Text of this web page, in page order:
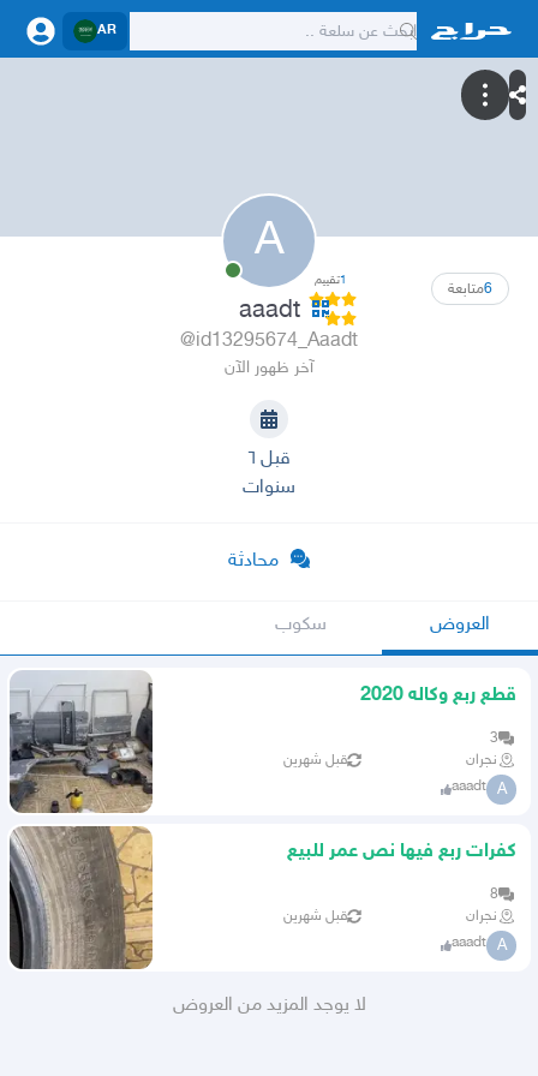
AR
A
6متابعة 1تقييم
aaadt
@id13295674_Aaadt
آخر ظهور الآن
قبل ٦
سنوات
محادثة
العروض سكوب
قطع ربع وكاله 2020
3
نجران
قبل شهرين
A
aaadt
كفرات ربع فيها نص عمر للبيع
8
نجران
قبل شهرين
A
aaadt
لا يوجد المزيد من العروض